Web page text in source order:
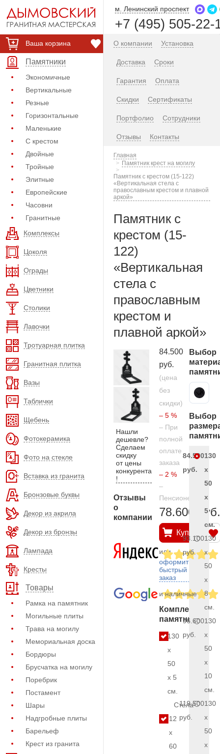
Ваша корзина
Памятники
Экономичные
Вертикальные
Резные
Горизонтальные
Маленькие
С крестом
Двойные
Тройные
Элитные
Европейские
Часовни
Гранитные
Комплексы
Цоколя
Ограды
Цветники
Столики
Лавочки
Тротуарная плитка
Гранитная плитка
Вазы
Таблички
Щебень
Фотокерамика
Фото на стекле
Вставка из гранита
Бронзовые буквы
Декор из акрила
Декор из бронзы
Лампада
Кресты
Товары
Рамка на памятник
Могильные плиты
Трава на могилу
Мемориальная доска
Бордюры
Брусчатка на могилу
Поребрик
Постамент
Шары
Надгробные плиты
Барельеф
Крест из гранита
м. Ленинский проспект
+7 (495) 505-22-
О компании Установка
Доставка Сроки
Гарантия Оплата
Скидки Сертификаты
Портфолио Сотрудники
Отзывы Контакты
Главная
Памятник крест на могилу
Памятник с крестом (15-122)
«Вертикальная стела с
православным крестом и плавной
аркой»
Памятник с
крестом (15-
122)
«Вертикальная
стела с
православным
крестом и
плавной аркой»
Нашли
дешевле?
Сделаем
скидку
от цены
конкурента
!
Отзывы
о
компании
84.500
руб.
(цена
без
скидки)
– 5 %
– При
полной
оплате
заказа
– 2 %
–
Пенсионерам
78.600 руб.
Купить
или
оформить
быстрый
заказ
и наличные
Комплект
памятника
130
x
50
x 5
см.
Стела
12
x
60
Выбор
Карельский гранит
Выбор
84.500
руб.
130
x
50
x
5
см.
93.100
руб.
130
x
50
x
8
см.
96.600
руб.
130
x
50
x
10
см.
119.500
руб.
130
x
50
x